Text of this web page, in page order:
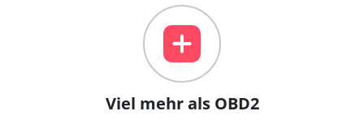
Viel mehr als OBD2